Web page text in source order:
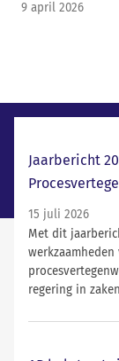
9 april 2026
Jaarbericht
15 juli 2026
Met dit
regering in